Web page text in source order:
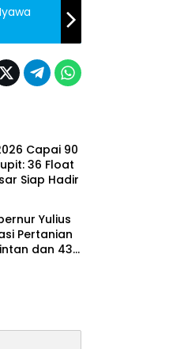
Capai 90
36 Float
Siap Hadir
Yulius
Pertanian
dan 43